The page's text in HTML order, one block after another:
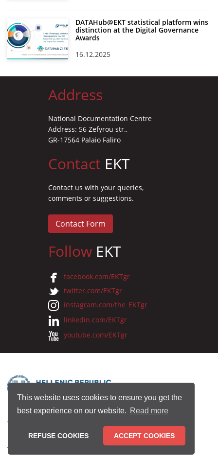
This website uses cookies to ensure you get the
best experience on our website. Read more
REFUSE COOKIES ACCEPT COOKIES
DATAHub@EKT statistical platform wins
distinction at the Digital Governance
Awards
16.12.2025
Address
National Documentation Centre
Address: 56 Zefyrou str.,
GR-17564 Palaio Faliro
Contact EKT
Contact us with your queries,
comments or suggestions.
Contact Form
Follow EKT
facebook.com/EKTgr
twitter.com/EKTgr
instagram.com/the_EKTgr
linkedin.com/EKTgr
youtube.com/EKTgr
© 2026 National Documentation Centre
Terms of Use